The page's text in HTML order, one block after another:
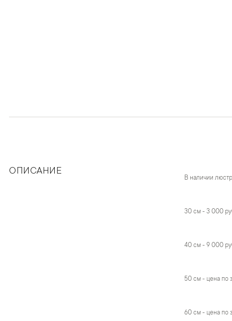
ОПИСАНИЕ
В наличии
30 см - 3 000
40 см - 9 000
50 см - цена по
60 см - цена по